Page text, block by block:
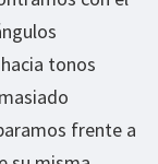
tonos
frente a